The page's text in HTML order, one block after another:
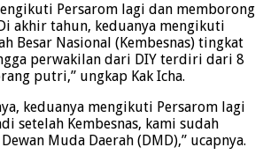
Persarom lagi dan memborong
akhir tahun, keduanya mengikuti
Besar Nasional (Kembesnas) tingkat
perwakilan dari DIY terdiri dari 8
putri,” ungkap Kak Icha.
keduanya mengikuti Persarom lagi
setelah Kembesnas, kami sudah
Muda Daerah (DMD),” ucapnya.